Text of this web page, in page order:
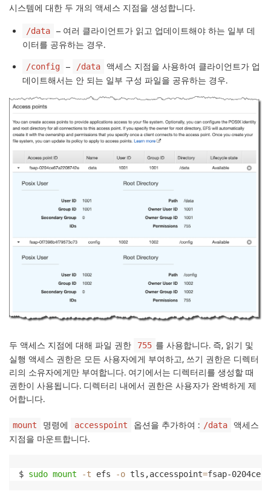
시스템에 대한 두 개의 액세스 지점을 생성합니다.
/data
– 여러 클라이언트가 읽고 업데이트해야 하는 일부 데
이터를 공유하는 경우.
/config – /data
액세스 지점을 사용하여 클라이언트가 업
데이트해서는 안 되는 일부 구성 파일을 공유하는 경우.
두 액세스 지점에 대해 파일 권한 755 를 사용합니다. 즉, 읽기 및
실행 액세스 권한은 모든 사용자에게 부여하고, 쓰기 권한은 디렉터
리의 소유자에게만 부여합니다. 여기에서는 디렉터리를 생성할 때
권한이 사용됩니다. 디렉터리 내에서 권한은 사용자가 완벽하게 제
어합니다.
mount 명령에 accesspoint 옵션을 추가하여 : /data
액세스
지점을 마운트합니다.
$ sudo mount -t efs -o tls,accesspoint=fsap-